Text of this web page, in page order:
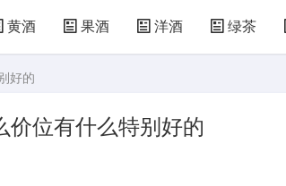
黄酒 果酒 洋酒 绿茶
好的
价位有什么特别好的